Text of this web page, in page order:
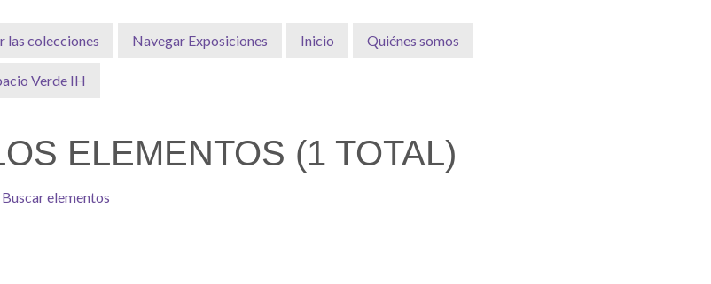
las colecciones Navegar Exposiciones Inicio Quiénes somos
Verde IH
ELEMENTOS (1 TOTAL)
Buscar elementos